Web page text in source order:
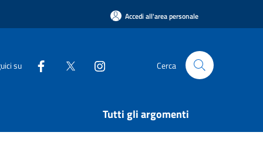
Accedi all'area personale
su Cerca
Tutti gli argomenti